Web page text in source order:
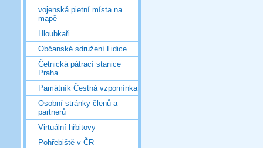
vojenská pietní místa na
mapě
Hloubkaři
Občanské sdružení Lidice
Četnická pátrací stanice
Praha
Památník Čestná vzpomínka
Osobní stránky členů a
partnerů
Virtuální hřbitovy
Pohřebiště v ČR